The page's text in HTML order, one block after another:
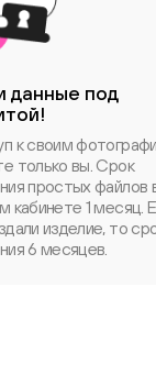
данные под
к своим
только вы. Срок
простых файлов
кабинете 1 месяц.
изделие, то
6 месяцев.